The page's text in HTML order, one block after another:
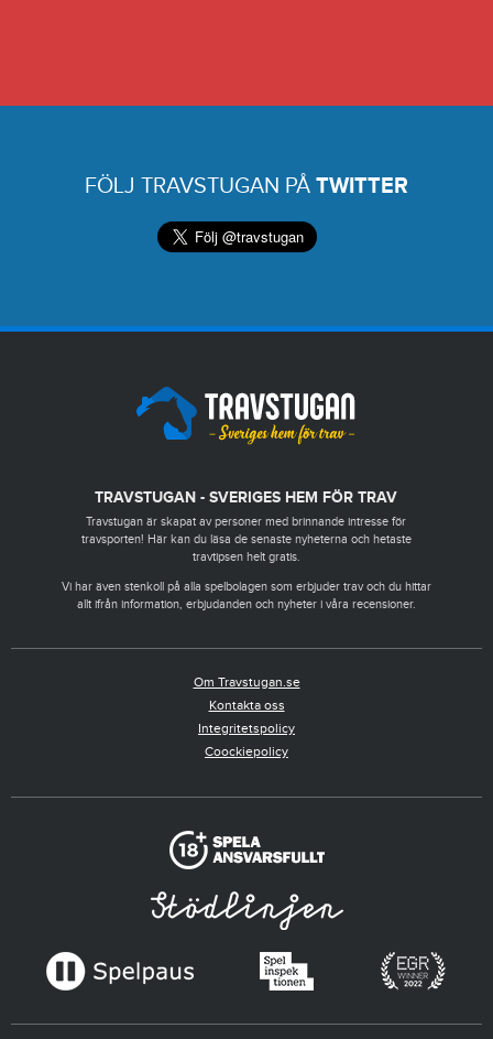
FÖLJ TRAVSTUGAN PÅ TWITTER
TRAVSTUGAN - SVERIGES HEM FÖR TRAV
Travstugan är skapat av personer med brinnande intresse för
travsporten! Här kan du läsa de senaste nyheterna och hetaste
travtipsen helt gratis.
Vi har även stenkoll på alla spelbolagen som erbjuder trav och du hittar
allt ifrån information, erbjudanden och nyheter i våra recensioner.
Om Travstugan.se
Kontakta oss
Integritetspolicy
Coockiepolicy